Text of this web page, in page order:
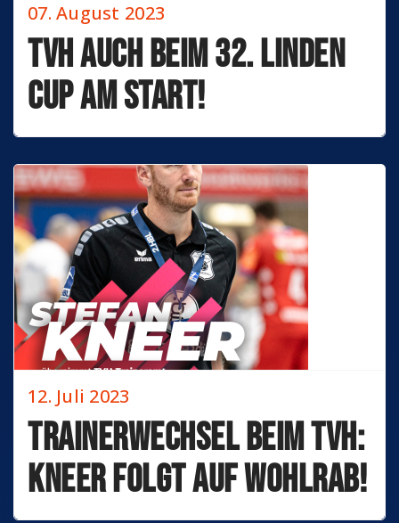
TVH auch beim 32. Linden
Cup am Start!
07. August 2023
Trainerwechsel beim TVH:
Kneer folgt auf Wohlrab!
12. Juli 2023